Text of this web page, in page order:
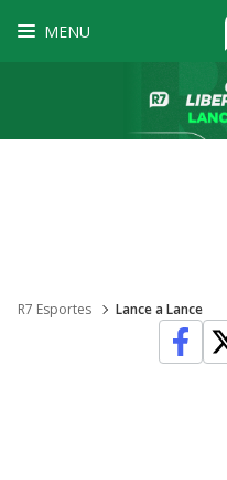
MENU
R7 Esportes Lance a Lance